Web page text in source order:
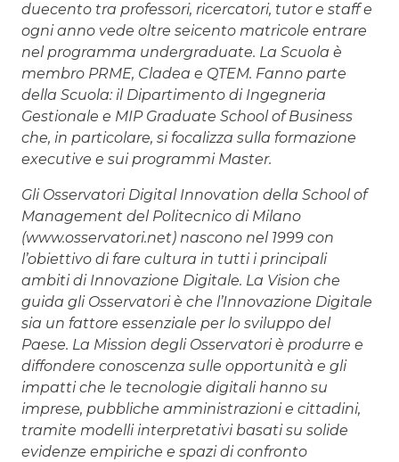
duecento tra professori, ricercatori, tutor e staff e
ogni anno vede oltre seicento matricole entrare
nel programma undergraduate. La Scuola è
membro PRME, Cladea e QTEM. Fanno parte
della Scuola: il Dipartimento di Ingegneria
Gestionale e MIP Graduate School of Business
che, in particolare, si focalizza sulla formazione
executive e sui programmi Master.
Gli Osservatori Digital Innovation della School of
Management del Politecnico di Milano
(www.osservatori.net) nascono nel 1999 con
l’obiettivo di fare cultura in tutti i principali
ambiti di Innovazione Digitale. La Vision che
guida gli Osservatori è che l’Innovazione Digitale
sia un fattore essenziale per lo sviluppo del
Paese. La Mission degli Osservatori è produrre e
diffondere conoscenza sulle opportunità e gli
impatti che le tecnologie digitali hanno su
imprese, pubbliche amministrazioni e cittadini,
tramite modelli interpretativi basati su solide
evidenze empiriche e spazi di confronto